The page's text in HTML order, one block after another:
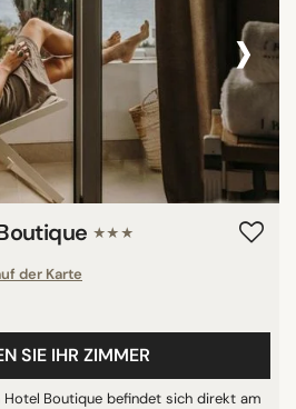
›
★★★
der Karte
SIE IHR ZIMMER
Hotel Boutique befindet sich direkt am